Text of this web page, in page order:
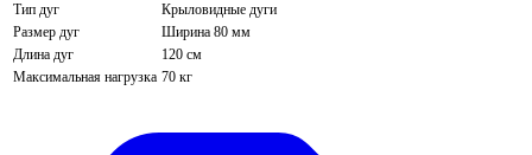
Тип дуг
Крыловидные дуги
Размер дуг
Ширина 80 мм
Длина дуг
120 см
Максимальная нагрузка 70 кг